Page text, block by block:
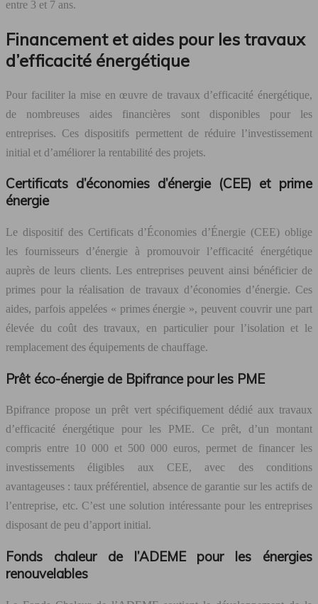
entre 3 et 7 ans.
Financement et aides pour les travaux
d’efficacité énergétique
Pour faciliter la mise en œuvre de travaux d’efficacité énergétique,
de nombreuses aides financières sont disponibles pour les
entreprises. Ces dispositifs permettent de réduire l’investissement
initial et d’améliorer la rentabilité des projets.
Certificats d’économies d’énergie (CEE) et prime
énergie
Le dispositif des Certificats d’Économies d’Énergie (CEE) oblige
les fournisseurs d’énergie à promouvoir l’efficacité énergétique
auprès de leurs clients. Les entreprises peuvent ainsi bénéficier de
primes pour la réalisation de travaux d’économies d’énergie. Ces
aides, parfois appelées « primes énergie », peuvent couvrir une part
élevée du coût des travaux, en particulier pour l’isolation et le
remplacement des équipements de chauffage.
Prêt éco-énergie de Bpifrance pour les PME
Bpifrance propose un prêt vert spécifiquement dédié aux travaux
d’efficacité énergétique pour les PME. Ce prêt, d’un montant
compris entre 10 000 et 500 000 euros, permet de financer les
investissements éligibles aux CEE, avec des conditions
avantageuses : taux préférentiel, absence de garantie sur les actifs de
l’entreprise, etc. C’est une solution intéressante pour les entreprises
disposant de peu d’apport initial.
Fonds chaleur de l’ADEME pour les énergies
renouvelables